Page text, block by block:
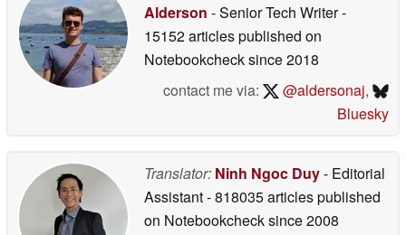
Alderson - Senior Tech Writer-
15152 articles published on
Notebookchecksince 2018
contact me via:
@aldersonaj,
Bluesky
Translator: Ninh Ngoc Duy- Editorial
Assistant- 818035 articles published
on Notebookchecksince 2008